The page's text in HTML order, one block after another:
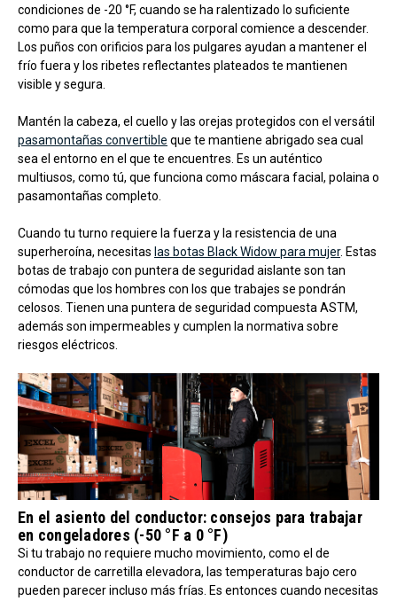
condiciones de -20 °F, cuando se ha ralentizado lo suficiente
como para que la temperatura corporal comience a descender.
Los puños con orificios para los pulgares ayudan a mantener el
frío fuera y los ribetes reflectantes plateados te mantienen
visible y segura.
Mantén la cabeza, el cuello y las orejas protegidos con el versátil
pasamontañas convertible que te mantiene abrigado sea cual
sea el entorno en el que te encuentres. Es un auténtico
multiusos, como tú, que funciona como máscara facial, polaina o
pasamontañas completo.
Cuando tu turno requiere la fuerza y la resistencia de una
superheroína, necesitas las botas Black Widow para mujer. Estas
botas de trabajo con puntera de seguridad aislante son tan
cómodas que los hombres con los que trabajes se pondrán
celosos. Tienen una puntera de seguridad compuesta ASTM,
además son impermeables y cumplen la normativa sobre
riesgos eléctricos.
En el asiento del conductor: consejos para trabajar
en congeladores (-50 °F a 0 °F)
Si tu trabajo no requiere mucho movimiento, como el de
conductor de carretilla elevadora, las temperaturas bajo cero
pueden parecer incluso más frías. Es entonces cuando necesitas